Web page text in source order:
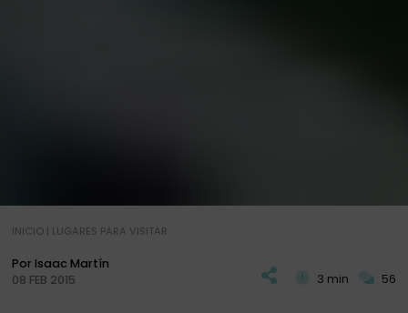
INICIO| LUGARES PARA VISITAR
Por Isaac Martín
08 FEB 2015
3 min 56